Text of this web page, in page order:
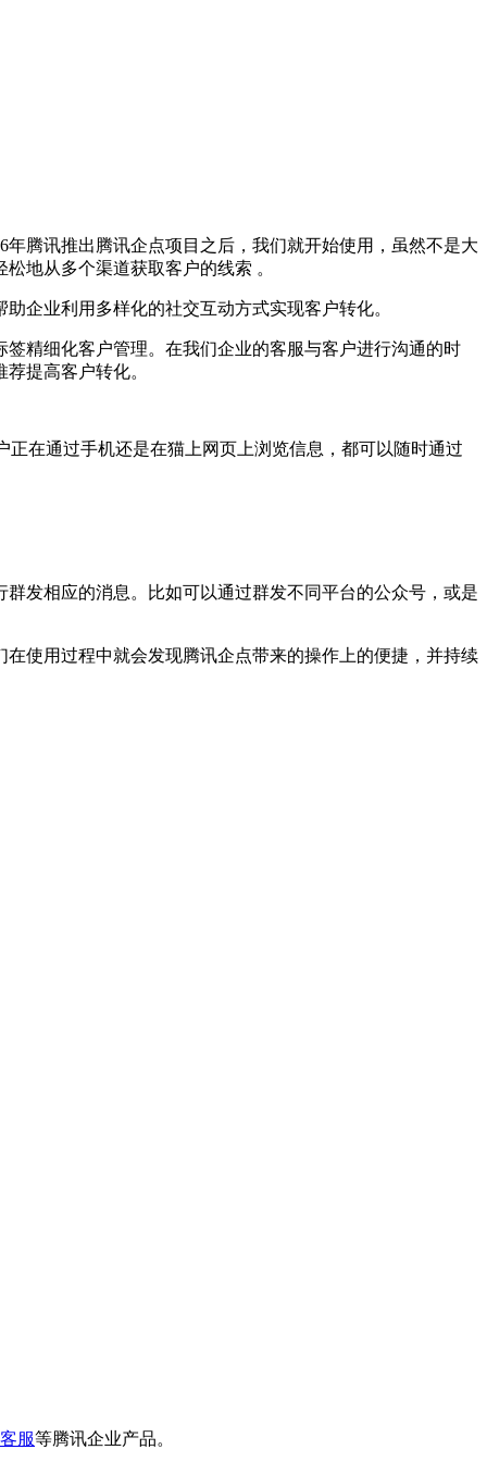
腾讯推出腾讯企点项目之后，我们就开始使用，虽然不是大
地从多个渠道获取客户的线索 。
企业利用多样化的社交互动方式实现客户转化。
精细化客户管理。在我们企业的客服与客户进行沟通的时
提高客户转化。
在通过手机还是在猫上网页上浏览信息，都可以随时通过
发相应的消息。比如可以通过群发不同平台的公众号，或是
使用过程中就会发现腾讯企点带来的操作上的便捷，并持续
服等腾讯企业产品。